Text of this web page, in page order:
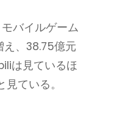
バイルゲーム
え、38.75億元
は見ているほ
ている。